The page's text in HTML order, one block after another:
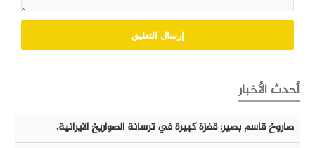
أحدث الأخبار
صاروخ قاسم بصير: قفزة كبيرة في ترسانة الصواريخ الايرانية.